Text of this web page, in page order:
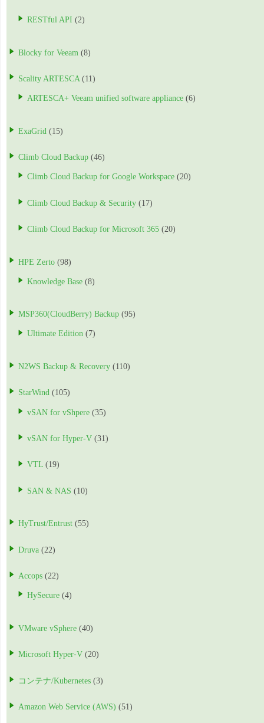
RESTful API (2)
Blocky for Veeam (8)
Scality ARTESCA (11)
ARTESCA+ Veeam unified software appliance (6)
ExaGrid (15)
Climb Cloud Backup (46)
Climb Cloud Backup for Google Workspace (20)
Climb Cloud Backup & Security (17)
Climb Cloud Backup for Microsoft 365 (20)
HPE Zerto (98)
Knowledge Base (8)
MSP360(CloudBerry) Backup (95)
Ultimate Edition (7)
N2WS Backup & Recovery (110)
StarWind (105)
vSAN for vShpere (35)
vSAN for Hyper-V (31)
VTL (19)
SAN & NAS (10)
HyTrust/Entrust (55)
Druva (22)
Accops (22)
HySecure (4)
VMware vSphere (40)
Microsoft Hyper-V (20)
コンテナ/Kubernetes (3)
Amazon Web Service (AWS) (51)